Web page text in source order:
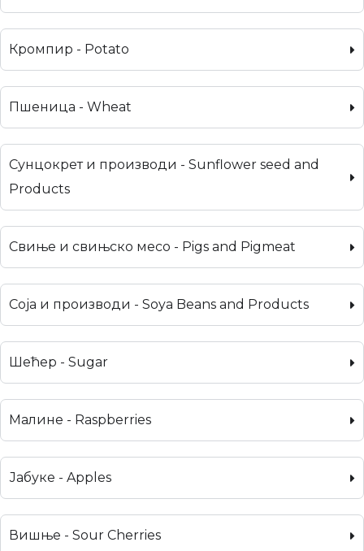
Кромпир - Potato
Пшеница - Wheat
Сунцокрет и производи - Sunflower seed and
Products
Свиње и свињско месо - Pigs and Pigmeat
Соја и производи - Soya Beans and Products
Шећер - Sugar
Малине - Raspberries
Јабуке - Apples
Вишње - Sour Cherries